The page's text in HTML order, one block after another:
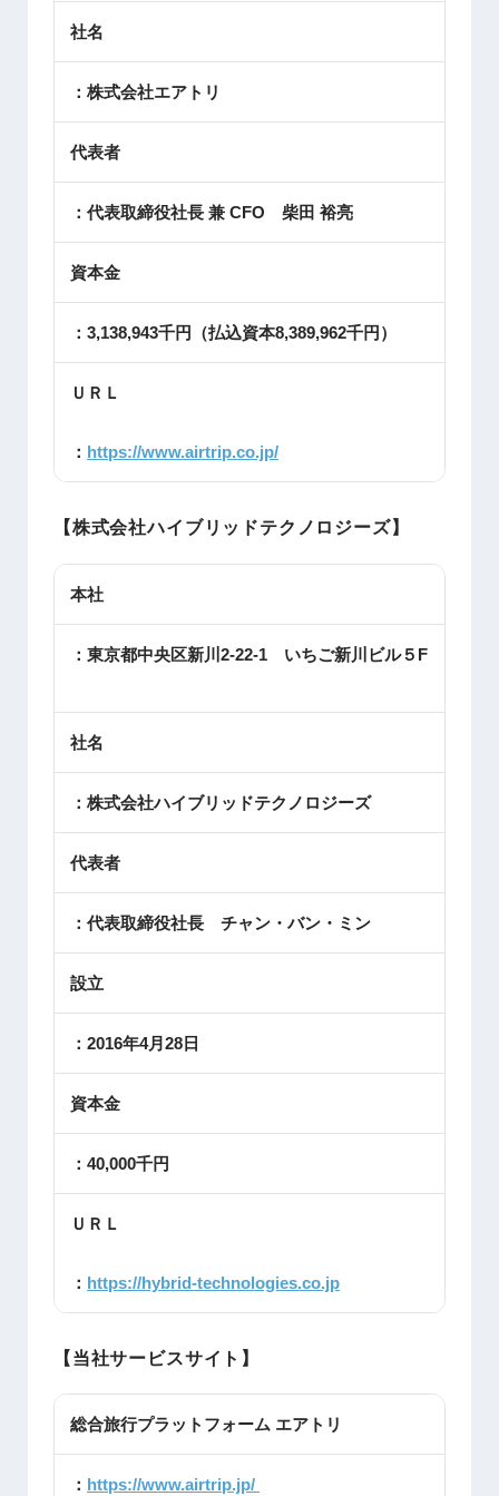
社名
：株式会社エアトリ
代表者
：代表取締役社長 兼 CFO 柴田 裕亮
資本金
：3,138,943千円（払込資本8,389,962千円）
ＵＲＬ
： https://www.airtrip.co.jp/
【株式会社ハイブリッドテクノロジーズ】
本社
：東京都中央区新川2-22-1 いちご新川ビル５F
社名
：株式会社ハイブリッドテクノロジーズ
代表者
：代表取締役社長 チャン・バン・ミン
設立
：2016年4月28日
資本金
：40,000千円
ＵＲＬ
： https://hybrid-technologies.co.jp
【当社サービスサイト】
総合旅行プラットフォーム エアトリ
： https://www.airtrip.jp/